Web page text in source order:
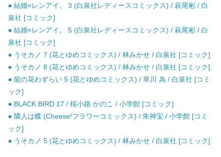
● 結婚×レンアイ。 3 (白泉社レディースコミックス) / 萩尾彬 / 白
泉社 [コミック]
● 結婚×レンアイ。 5 (白泉社レディースコミックス) / 萩尾彬 / 白
泉社 [コミック]
● うそカノ 7 (花とゆめコミックス) / 林みかせ / 白泉社 [コミック]
● うそカノ 8 (花とゆめコミックス) / 林みかせ / 白泉社 [コミック]
● 龍の花わずらい 5 (花とゆめコミックス) / 草川 為 / 白泉社 [コミ
ック]
● BLACK BIRD 17 / 桜小路 かのこ / 小学館 [コミック]
● 隣人は蝶 (Cheese!フラワーコミックス) / 朱神宝 / 小学館 [コミ
ック]
● うそカノ 5 (花とゆめコミックス) / 林みかせ / 白泉社 [コミック]